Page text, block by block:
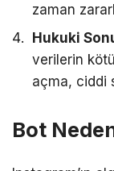
zaman
Hukuki
verilerin
açma, ciddi
Bot